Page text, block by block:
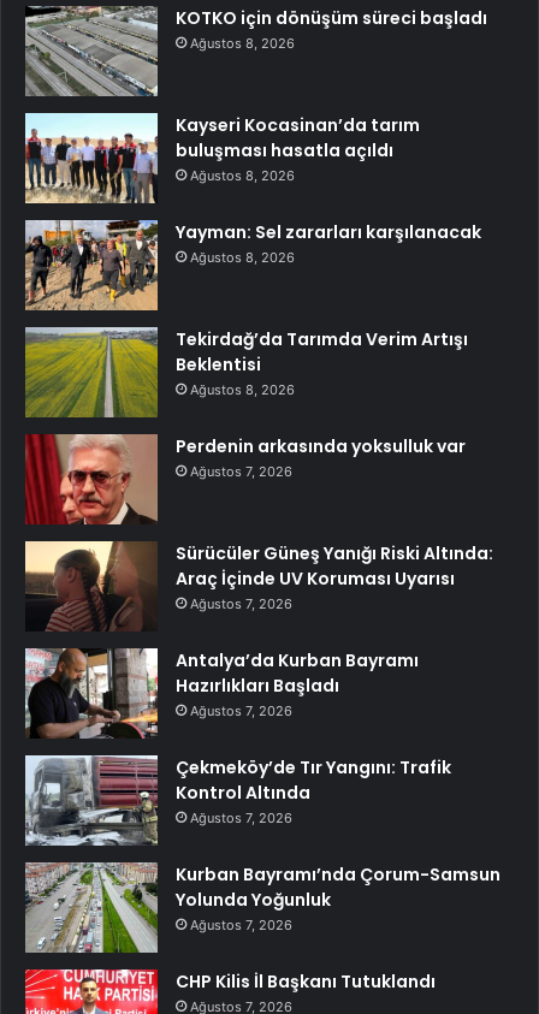
KOTKO için dönüşüm süreci başladı
Ağustos 8, 2026
Kayseri Kocasinan’da tarım
buluşması hasatla açıldı
Ağustos 8, 2026
Yayman: Sel zararları karşılanacak
Ağustos 8, 2026
Tekirdağ’da Tarımda Verim Artışı
Beklentisi
Ağustos 8, 2026
Perdenin arkasında yoksulluk var
Ağustos 7, 2026
Sürücüler Güneş Yanığı Riski Altında:
Araç İçinde UV Koruması Uyarısı
Ağustos 7, 2026
Antalya’da Kurban Bayramı
Hazırlıkları Başladı
Ağustos 7, 2026
Çekmeköy’de Tır Yangını: Trafik
Kontrol Altında
Ağustos 7, 2026
Kurban Bayramı’nda Çorum-Samsun
Yolunda Yoğunluk
Ağustos 7, 2026
CHP Kilis İl Başkanı Tutuklandı
Ağustos 7, 2026